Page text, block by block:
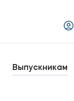
Выпускникам